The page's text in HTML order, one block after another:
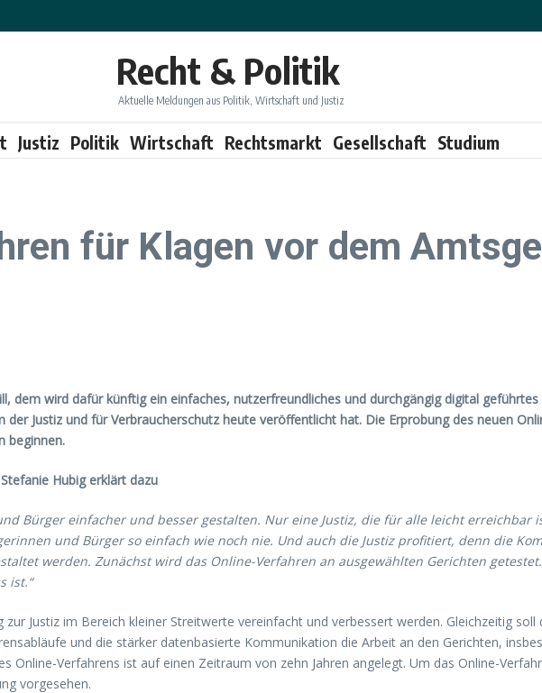
Recht & Politik
Aktuelle Meldungen aus Politik, Wirtschaft und Justiz
Justiz Politik Wirtschaft Rechtsmarkt Gesellschaft Studium
für Klagen vor dem
dem wird dafür künftig ein einfaches, nutzerfreundliches und durchgängig digital
Justiz und für Verbraucherschutz heute veröffentlicht hat. Die Erprobung des neuen
beginnen.
Hubig erklärt dazu
Bürger einfacher und besser gestalten. Nur eine Justiz, die für alle leicht erreichbar
und Bürger so einfach wie noch nie. Und auch die Justiz profitiert, denn die
werden. Zunächst wird das Online-Verfahren an ausgewählten Gerichten
ist.“
Justiz im Bereich kleiner Streitwerte vereinfacht und verbessert werden. Gleichzeitig soll
und die stärker datenbasierte Kommunikation die Arbeit an den Gerichten,
Online-Verfahrens ist auf einen Zeitraum von zehn Jahren angelegt. Um das Online-
vorgesehen.